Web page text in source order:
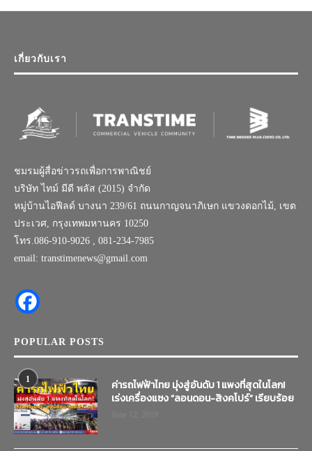
เกี่ยวกับเรา
ชมรมผู้สื่อข่าวรถเพื่อการพาณิชย์
บริษัท ไทม์ มีดี พลัส (2015) จำกัด
หมู่บ้านไอฟีลด์ บางนา 239/61 ถนนกาญจนาภิเษก แขวงดอกไม้, เขต
ประเวศ, กรุงเทพมหานคร 10250
โทร.086-910-9026 , 081-234-7985
email: transtimenews@gmail.com
POPULAR POSTS
1
ค่ารถไฟฟ้าไทย มุ่งสู่อันดับ 1 แพงที่สุดในโลก!
เร่งเครื่องแซง “ลอนดอน-สิงคโปร์” เรียบร้อย